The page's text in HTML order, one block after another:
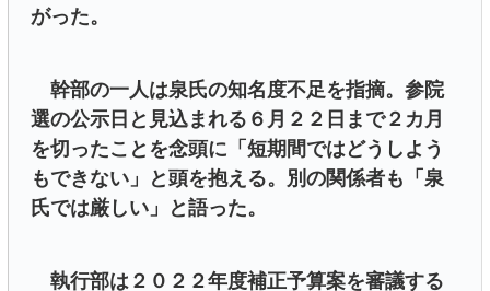
がった。
幹部の一人は泉氏の知名度不足を指摘。参院
選の公示日と見込まれる６月２２日まで２カ月
を切ったことを念頭に「短期間ではどうしよう
もできない」と頭を抱える。別の関係者も「泉
氏では厳しい」と語った。
執行部は２０２２年度補正予算案を審議する